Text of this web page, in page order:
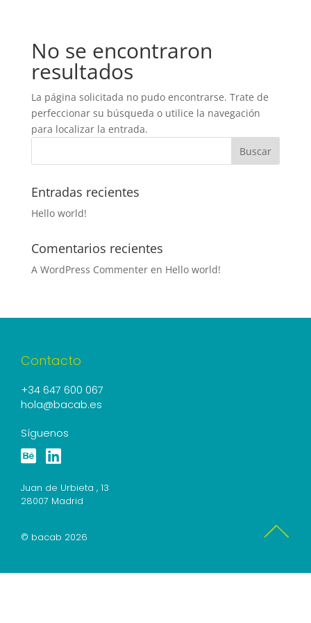
No se encontraron
resultados
La página solicitada no pudo encontrarse. Trate de
perfeccionar su búsqueda o utilice la navegación
para localizar la entrada.
Entradas recientes
Hello world!
Comentarios recientes
A WordPress Commenteren Hello world!
Contacto
+34 647 600 067
hola@bacab.es
Síguenos
Juan de Urbieta , 13
28007 Madrid
© bacab 2026